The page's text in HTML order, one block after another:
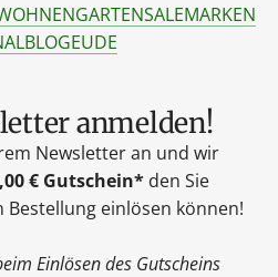
GARTENSALEMARKEN
BLOGEUDE
anmelden!
Newsletter an und wir
€ Gutschein* den Sie
einlösen können!
Einlösen des Gutscheins